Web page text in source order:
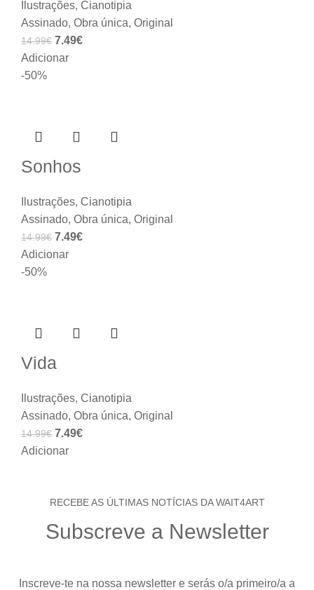
Ilustrações, Cianotipia
Assinado, Obra única, Original
14.99€ 7.49€
Adicionar
-50%
Sonhos
Ilustrações, Cianotipia
Assinado, Obra única, Original
14.99€ 7.49€
Adicionar
-50%
Vida
Ilustrações, Cianotipia
Assinado, Obra única, Original
14.99€ 7.49€
Adicionar
RECEBE AS ÚLTIMAS NOTÍCIAS DA WAIT4ART
Subscreve a Newsletter
Inscreve-te na nossa newsletter e serás o/a primeiro/a a